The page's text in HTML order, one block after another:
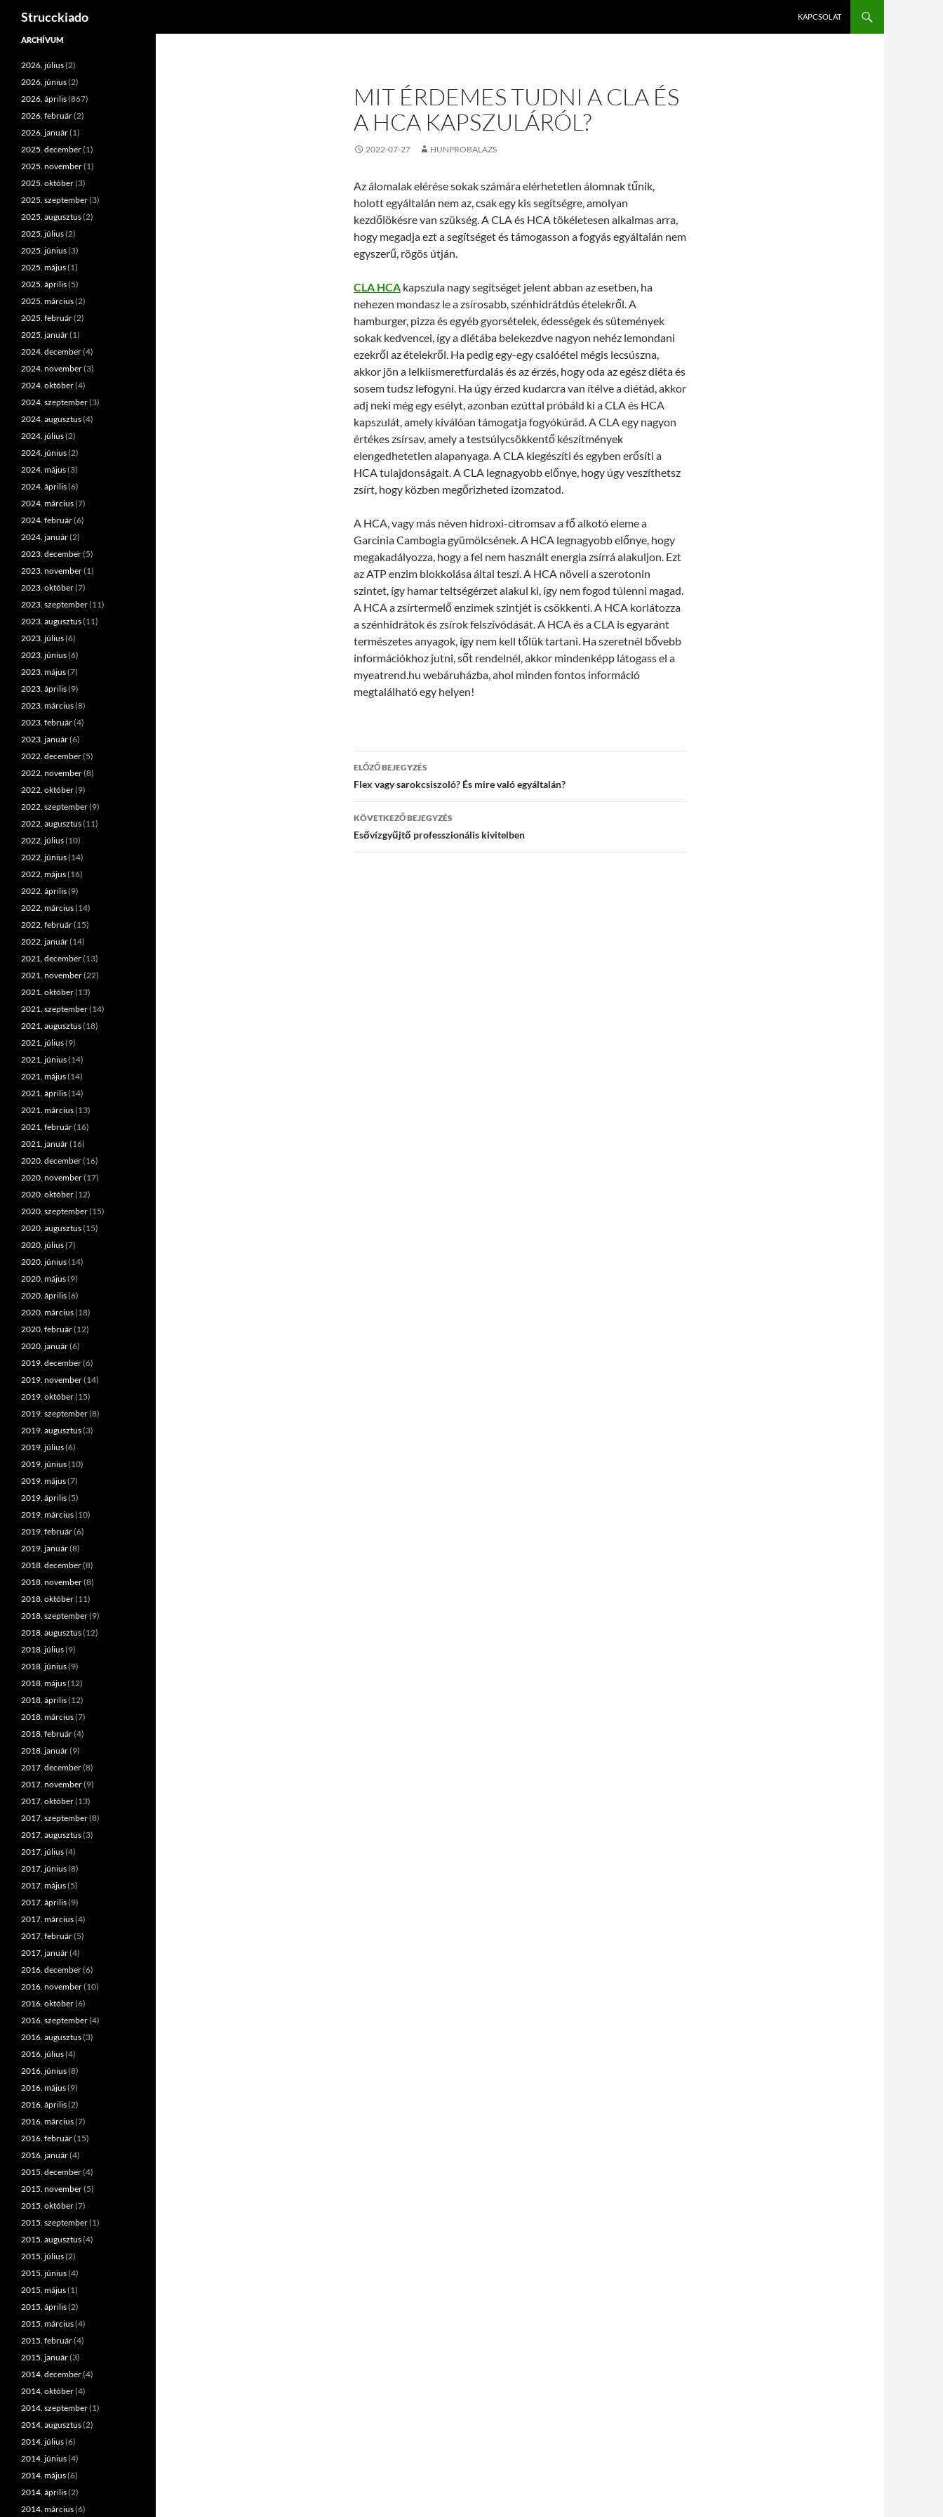
Tartalomhoz
Strucckiado KAPCSOLAT
MIT ÉRDEMES TUDNI A CLA ÉS
A HCA KAPSZULÁRÓL?
2022-07-27 HUNPROBALAZS
Az álomalak elérése sokak számára elérhetetlen álomnak tűnik,
holott egyáltalán nem az, csak egy kis segítségre, amolyan
kezdőlökésre van szükség. A CLA és HCA tökéletesen alkalmas arra,
hogy megadja ezt a segítséget és támogasson a fogyás egyáltalán nem
egyszerű, rögös útján.
CLA HCA kapszula nagy segítséget jelent abban az esetben, ha
nehezen mondasz le a zsírosabb, szénhidrátdús ételekről. A
hamburger, pizza és egyéb gyorsételek, édességek és sütemények
sokak kedvencei, így a diétába belekezdve nagyon nehéz lemondani
ezekről az ételekről. Ha pedig egy-egy csalóétel mégis lecsúszna,
akkor jön a lelkiismeretfurdalás és az érzés, hogy oda az egész diéta és
sosem tudsz lefogyni. Ha úgy érzed kudarcra van ítélve a diétád, akkor
adj neki még egy esélyt, azonban ezúttal próbáld ki a CLA és HCA
kapszulát, amely kiválóan támogatja fogyókúrád. A CLA egy nagyon
értékes zsírsav, amely a testsúlycsökkentő készítmények
elengedhetetlen alapanyaga. A CLA kiegészíti és egyben erősíti a
HCA tulajdonságait. A CLA legnagyobb előnye, hogy úgy veszíthetsz
zsírt, hogy közben megőrizheted izomzatod.
A HCA, vagy más néven hidroxi-citromsav a fő alkotó eleme a
Garcinia Cambogia gyümölcsének. A HCA legnagyobb előnye, hogy
megakadályozza, hogy a fel nem használt energia zsírrá alakuljon. Ezt
az ATP enzim blokkolása által teszi. A HCA növeli a szerotonin
szintet, így hamar teltségérzet alakul ki, így nem fogod túlenni magad.
A HCA a zsírtermelő enzimek szintjét is csökkenti. A HCA korlátozza
a szénhidrátok és zsírok felszívódását. A HCA és a CLA is egyaránt
természetes anyagok, így nem kell tőlük tartani. Ha szeretnél bővebb
információkhoz jutni, sőt rendelnél, akkor mindenképp látogass el a
myeatrend.hu webáruházba, ahol minden fontos információ
megtalálható egy helyen!
Bejegyzések
navigációja
ELŐZŐ BEJEGYZÉS
Flex vagy sarokcsiszoló? És mire való egyáltalán?
KÖVETKEZŐ BEJEGYZÉS
Esővízgyűjtő professzionális kivitelben
ARCHÍVUM
2026. július(2)
2026. június(2)
2026. április(867)
2026. február(2)
2026. január(1)
2025. december(1)
2025. november(1)
2025. október(3)
2025. szeptember(3)
2025. augusztus(2)
2025. július(2)
2025. június(3)
2025. május(1)
2025. április(5)
2025. március(2)
2025. február(2)
2025. január(1)
2024. december(4)
2024. november(3)
2024. október(4)
2024. szeptember(3)
2024. augusztus(4)
2024. július(2)
2024. június(2)
2024. május(3)
2024. április(6)
2024. március(7)
2024. február(6)
2024. január(2)
2023. december(5)
2023. november(1)
2023. október(7)
2023. szeptember(11)
2023. augusztus(11)
2023. július(6)
2023. június(6)
2023. május(7)
2023. április(9)
2023. március(8)
2023. február(4)
2023. január(6)
2022. december(5)
2022. november(8)
2022. október(9)
2022. szeptember(9)
2022. augusztus(11)
2022. július(10)
2022. június(14)
2022. május(16)
2022. április(9)
2022. március(14)
2022. február(15)
2022. január(14)
2021. december(13)
2021. november(22)
2021. október(13)
2021. szeptember(14)
2021. augusztus(18)
2021. július(9)
2021. június(14)
2021. május(14)
2021. április(14)
2021. március(13)
2021. február(16)
2021. január(16)
2020. december(16)
2020. november(17)
2020. október(12)
2020. szeptember(15)
2020. augusztus(15)
2020. július(7)
2020. június(14)
2020. május(9)
2020. április(6)
2020. március(18)
2020. február(12)
2020. január(6)
2019. december(6)
2019. november(14)
2019. október(15)
2019. szeptember(8)
2019. augusztus(3)
2019. július(6)
2019. június(10)
2019. május(7)
2019. április(5)
2019. március(10)
2019. február(6)
2019. január(8)
2018. december(8)
2018. november(8)
2018. október(11)
2018. szeptember(9)
2018. augusztus(12)
2018. július(9)
2018. június(9)
2018. május(12)
2018. április(12)
2018. március(7)
2018. február(4)
2018. január(9)
2017. december(8)
2017. november(9)
2017. október(13)
2017. szeptember(8)
2017. augusztus(3)
2017. július(4)
2017. június(8)
2017. május(5)
2017. április(9)
2017. március(4)
2017. február(5)
2017. január(4)
2016. december(6)
2016. november(10)
2016. október(6)
2016. szeptember(4)
2016. augusztus(3)
2016. július(4)
2016. június(8)
2016. május(9)
2016. április(2)
2016. március(7)
2016. február(15)
2016. január(4)
2015. december(4)
2015. november(5)
2015. október(7)
2015. szeptember(1)
2015. augusztus(4)
2015. július(2)
2015. június(4)
2015. május(1)
2015. április(2)
2015. március(4)
2015. február(4)
2015. január(3)
2014. december(4)
2014. október(4)
2014. szeptember(1)
2014. augusztus(2)
2014. július(6)
2014. június(4)
2014. május(6)
2014. április(2)
2014. március(6)